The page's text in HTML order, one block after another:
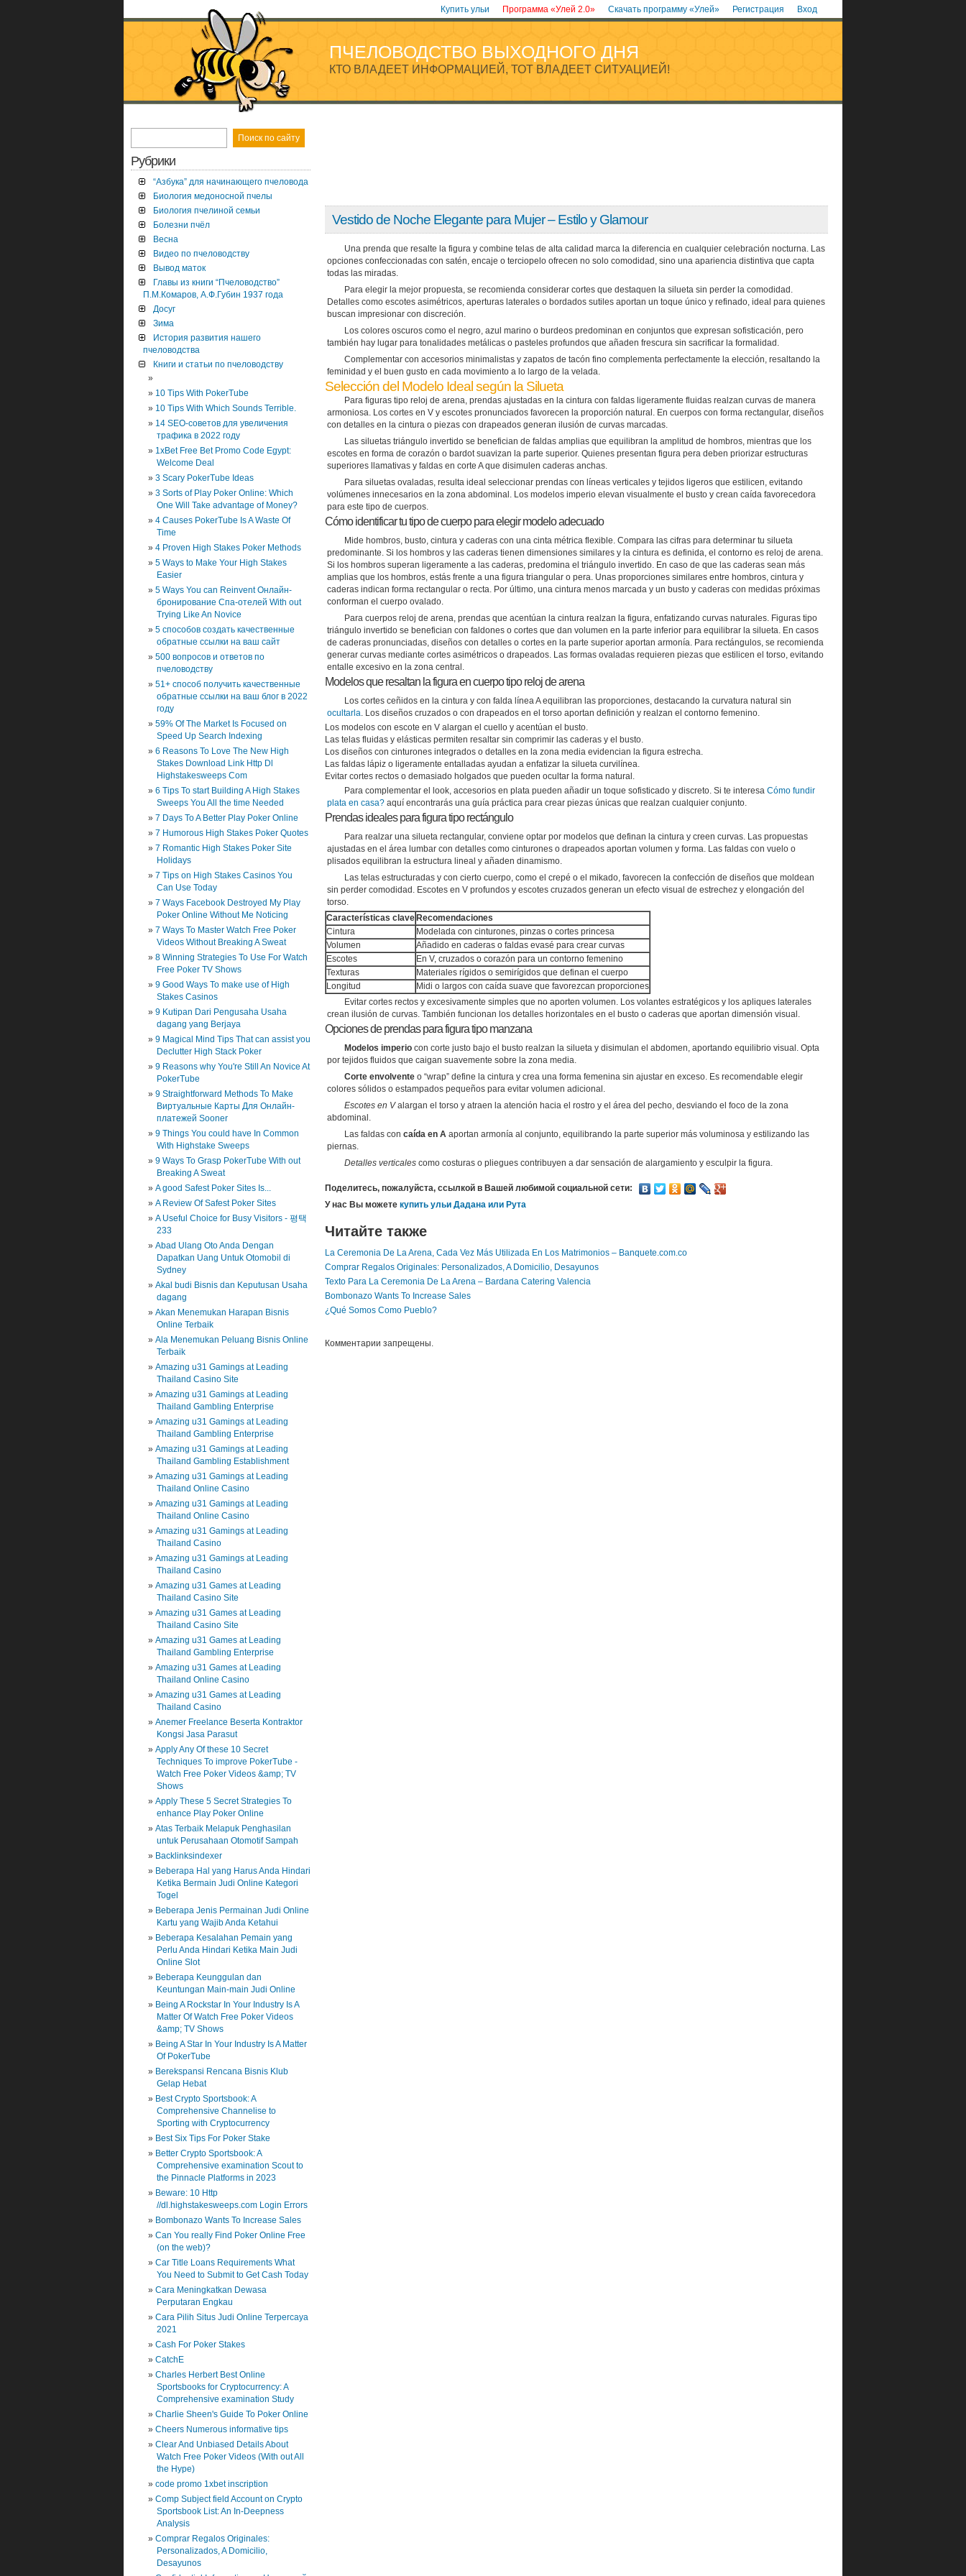
Купить ульи Программа «Улей 2.0» Скачать программу «Улей» Регистрация Вход
ПЧЕЛОВОДСТВО ВЫХОДНОГО ДНЯ
КТО ВЛАДЕЕТ ИНФОРМАЦИЕЙ, ТОТ ВЛАДЕЕТ СИТУАЦИЕЙ!
Vestido de Noche Elegante para Mujer – Estilo y Glamour
Una prenda que resalte la figura y combine telas de alta calidad marca la diferencia en cualquier celebración nocturna. Las
opciones confeccionadas con satén, encaje o terciopelo ofrecen no solo comodidad, sino una apariencia distintiva que capta
todas las miradas.
Para elegir la mejor propuesta, se recomienda considerar cortes que destaquen la silueta sin perder la comodidad.
Detalles como escotes asimétricos, aperturas laterales o bordados sutiles aportan un toque único y refinado, ideal para quienes
buscan impresionar con discreción.
Los colores oscuros como el negro, azul marino o burdeos predominan en conjuntos que expresan sofisticación, pero
también hay lugar para tonalidades metálicas o pasteles profundos que añaden frescura sin sacrificar la formalidad.
Complementar con accesorios minimalistas y zapatos de tacón fino complementa perfectamente la elección, resaltando la
feminidad y el buen gusto en cada movimiento a lo largo de la velada.
Selección del Modelo Ideal según la Silueta
Para figuras tipo reloj de arena, prendas ajustadas en la cintura con faldas ligeramente fluidas realzan curvas de manera
armoniosa. Los cortes en V y escotes pronunciados favorecen la proporción natural. En cuerpos con forma rectangular, diseños
con detalles en la cintura o piezas con drapeados generan ilusión de curvas marcadas.
Las siluetas triángulo invertido se benefician de faldas amplias que equilibran la amplitud de hombros, mientras que los
escotes en forma de corazón o bardot suavizan la parte superior. Quienes presentan figura pera deben priorizar estructuras
superiores llamativas y faldas en corte A que disimulen caderas anchas.
Para siluetas ovaladas, resulta ideal seleccionar prendas con líneas verticales y tejidos ligeros que estilicen, evitando
volúmenes innecesarios en la zona abdominal. Los modelos imperio elevan visualmente el busto y crean caída favorecedora
para este tipo de cuerpos.
Cómo identificar tu tipo de cuerpo para elegir modelo adecuado
Mide hombros, busto, cintura y caderas con una cinta métrica flexible. Compara las cifras para determinar tu silueta
predominante. Si los hombros y las caderas tienen dimensiones similares y la cintura es definida, el contorno es reloj de arena.
Si los hombros superan ligeramente a las caderas, predomina el triángulo invertido. En caso de que las caderas sean más
amplias que los hombros, estás frente a una figura triangular o pera. Unas proporciones similares entre hombros, cintura y
caderas indican forma rectangular o recta. Por último, una cintura menos marcada y un busto y caderas con medidas próximas
conforman el cuerpo ovalado.
Para cuerpos reloj de arena, prendas que acentúan la cintura realzan la figura, enfatizando curvas naturales. Figuras tipo
triángulo invertido se benefician con faldones o cortes que dan volumen en la parte inferior para equilibrar la silueta. En casos
de caderas pronunciadas, diseños con detalles o cortes en la parte superior aportan armonía. Para rectángulos, se recomienda
generar curvas mediante cortes asimétricos o drapeados. Las formas ovaladas requieren piezas que estilicen el torso, evitando
entalle excesivo en la zona central.
Modelos que resaltan la figura en cuerpo tipo reloj de arena
Los cortes ceñidos en la cintura y con falda línea A equilibran las proporciones, destacando la curvatura natural sin
ocultarla. Los diseños cruzados o con drapeados en el torso aportan definición y realzan el contorno femenino.
Los modelos con escote en V alargan el cuello y acentúan el busto.
Las telas fluidas y elásticas permiten resaltar sin comprimir las caderas y el busto.
Los diseños con cinturones integrados o detalles en la zona media evidencian la figura estrecha.
Las faldas lápiz o ligeramente entalladas ayudan a enfatizar la silueta curvilínea.
Evitar cortes rectos o demasiado holgados que pueden ocultar la forma natural.
Para complementar el look, accesorios en plata pueden añadir un toque sofisticado y discreto. Si te interesa Cómo fundir
plata en casa? aquí encontrarás una guía práctica para crear piezas únicas que realzan cualquier conjunto.
Prendas ideales para figura tipo rectángulo
Para realzar una silueta rectangular, conviene optar por modelos que definan la cintura y creen curvas. Las propuestas
ajustadas en el área lumbar con detalles como cinturones o drapeados aportan volumen y forma. Las faldas con vuelo o
plisados equilibran la estructura lineal y añaden dinamismo.
Las telas estructuradas y con cierto cuerpo, como el crepé o el mikado, favorecen la confección de diseños que moldean
sin perder comodidad. Escotes en V profundos y escotes cruzados generan un efecto visual de estrechez y elongación del
torso.
Características clave Recomendaciones
Cintura
Modelada con cinturones, pinzas o cortes princesa
Volumen
Añadido en caderas o faldas evasé para crear curvas
Escotes
En V, cruzados o corazón para un contorno femenino
Texturas
Materiales rígidos o semirígidos que definan el cuerpo
Longitud
Midi o largos con caída suave que favorezcan proporciones
Evitar cortes rectos y excesivamente simples que no aporten volumen. Los volantes estratégicos y los apliques laterales
crean ilusión de curvas. También funcionan los detalles horizontales en el busto o caderas que aportan dimensión visual.
Opciones de prendas para figura tipo manzana
Modelos imperio con corte justo bajo el busto realzan la silueta y disimulan el abdomen, aportando equilibrio visual. Opta
por tejidos fluidos que caigan suavemente sobre la zona media.
Corte envolvente o “wrap” define la cintura y crea una forma femenina sin ajustar en exceso. Es recomendable elegir
colores sólidos o estampados pequeños para evitar volumen adicional.
Escotes en Valargan el torso y atraen la atención hacia el rostro y el área del pecho, desviando el foco de la zona
abdominal.
Las faldas con caída en A aportan armonía al conjunto, equilibrando la parte superior más voluminosa y estilizando las
piernas.
Detalles verticales como costuras o pliegues contribuyen a dar sensación de alargamiento y esculpir la figura.
Поделитесь, пожалуйста, ссылкой в Вашей любимой социальной сети:
У нас Вы можете купить ульи Дадана или Рута
Читайте также
La Ceremonia De La Arena, Cada Vez Más Utilizada En Los Matrimonios – Banquete.com.co
Comprar Regalos Originales: Personalizados, A Domicilio, Desayunos
Texto Para La Ceremonia De La Arena – Bardana Catering Valencia
Bombonazo Wants To Increase Sales
¿Qué Somos Como Pueblo?
Комментарии запрещены.
Рубрики
“Азбука” для начинающего пчеловода
Биология медоносной пчелы
Биология пчелиной семьи
Болезни пчёл
Весна
Видео по пчеловодству
Вывод маток
Главы из книги “Пчеловодство”
П.М.Комаров, А.Ф.Губин 1937 года
Досуг
Зима
История развития нашего
пчеловодства
Книги и статьи по пчеловодству
10 Tips With PokerTube
10 Tips With Which Sounds Terrible.
14 SEO-советов для увеличения
трафика в 2022 году
1xBet Free Bet Promo Code Egypt:
Welcome Deal
3 Scary PokerTube Ideas
3 Sorts of Play Poker Online: Which
One Will Take advantage of Money?
4 Causes PokerTube Is A Waste Of
Time
4 Proven High Stakes Poker Methods
5 Ways to Make Your High Stakes
Easier
5 Ways You can Reinvent Онлайн-
бронирование Спа-отелей With out
Trying Like An Novice
5 способов создать качественные
обратные ссылки на ваш сайт
500 вопросов и ответов по
пчеловодству
51+ способ получить качественные
обратные ссылки на ваш блог в 2022
году
59% Of The Market Is Focused on
Speed Up Search Indexing
6 Reasons To Love The New High
Stakes Download Link Http Dl
Highstakesweeps Com
6 Tips To start Building A High Stakes
Sweeps You All the time Needed
7 Days To A Better Play Poker Online
7 Humorous High Stakes Poker Quotes
7 Romantic High Stakes Poker Site
Holidays
7 Tips on High Stakes Casinos You
Can Use Today
7 Ways Facebook Destroyed My Play
Poker Online Without Me Noticing
7 Ways To Master Watch Free Poker
Videos Without Breaking A Sweat
8 Winning Strategies To Use For Watch
Free Poker TV Shows
9 Good Ways To make use of High
Stakes Casinos
9 Kutipan Dari Pengusaha Usaha
dagang yang Berjaya
9 Magical Mind Tips That can assist you
Declutter High Stack Poker
9 Reasons why You're Still An Novice At
PokerTube
9 Straightforward Methods To Make
Виртуальные Карты Для Онлайн-
платежей Sooner
9 Things You could have In Common
With Highstake Sweeps
9 Ways To Grasp PokerTube With out
Breaking A Sweat
A good Safest Poker Sites Is...
A Review Of Safest Poker Sites
A Useful Choice for Busy Visitors - 평택
233
Abad Ulang Oto Anda Dengan
Dapatkan Uang Untuk Otomobil di
Sydney
Akal budi Bisnis dan Keputusan Usaha
dagang
Akan Menemukan Harapan Bisnis
Online Terbaik
Ala Menemukan Peluang Bisnis Online
Terbaik
Amazing u31 Gamings at Leading
Thailand Casino Site
Amazing u31 Gamings at Leading
Thailand Gambling Enterprise
Amazing u31 Gamings at Leading
Thailand Gambling Enterprise
Amazing u31 Gamings at Leading
Thailand Gambling Establishment
Amazing u31 Gamings at Leading
Thailand Online Casino
Amazing u31 Gamings at Leading
Thailand Online Casino
Amazing u31 Gamings at Leading
Thailand Casino
Amazing u31 Gamings at Leading
Thailand Casino
Amazing u31 Games at Leading
Thailand Casino Site
Amazing u31 Games at Leading
Thailand Casino Site
Amazing u31 Games at Leading
Thailand Gambling Enterprise
Amazing u31 Games at Leading
Thailand Online Casino
Amazing u31 Games at Leading
Thailand Casino
Anemer Freelance Beserta Kontraktor
Kongsi Jasa Parasut
Apply Any Of these 10 Secret
Techniques To improve PokerTube -
Watch Free Poker Videos &amp; TV
Shows
Apply These 5 Secret Strategies To
enhance Play Poker Online
Atas Terbaik Melapuk Penghasilan
untuk Perusahaan Otomotif Sampah
Backlinksindexer
Beberapa Hal yang Harus Anda Hindari
Ketika Bermain Judi Online Kategori
Togel
Beberapa Jenis Permainan Judi Online
Kartu yang Wajib Anda Ketahui
Beberapa Kesalahan Pemain yang
Perlu Anda Hindari Ketika Main Judi
Online Slot
Beberapa Keunggulan dan
Keuntungan Main-main Judi Online
Being A Rockstar In Your Industry Is A
Matter Of Watch Free Poker Videos
&amp; TV Shows
Being A Star In Your Industry Is A Matter
Of PokerTube
Berekspansi Rencana Bisnis Klub
Gelap Hebat
Best Crypto Sportsbook: A
Comprehensive Channelise to
Sporting with Cryptocurrency
Best Six Tips For Poker Stake
Better Crypto Sportsbook: A
Comprehensive examination Scout to
the Pinnacle Platforms in 2023
Beware: 10 Http
//dl.highstakesweeps.com Login Errors
Bombonazo Wants To Increase Sales
Can You really Find Poker Online Free
(on the web)?
Car Title Loans Requirements What
You Need to Submit to Get Cash Today
Cara Meningkatkan Dewasa
Perputaran Engkau
Cara Pilih Situs Judi Online Terpercaya
2021
Cash For Poker Stakes
CatchE
Charles Herbert Best Online
Sportsbooks for Cryptocurrency: A
Comprehensive examination Study
Charlie Sheen's Guide To Poker Online
Cheers Numerous informative tips
Clear And Unbiased Details About
Watch Free Poker Videos (With out All
the Hype)
code promo 1xbet inscription
Comp Subject field Account on Crypto
Sportsbook List: An In-Deepness
Analysis
Comprar Regalos Originales:
Personalizados, A Domicilio,
Desayunos